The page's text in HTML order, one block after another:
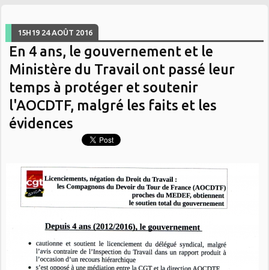
15H19 24 AOÛT 2016
En 4 ans, le gouvernement et le
Ministère du Travail ont passé leur
temps à protéger et soutenir
l'AOCDTF, malgré les faits et les
évidences